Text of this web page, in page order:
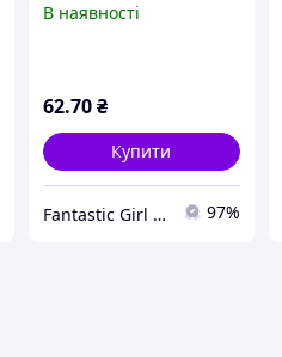
В наявності
62.70 ₴
Купити
Fantastic Girl - Косметика для душі! 97%